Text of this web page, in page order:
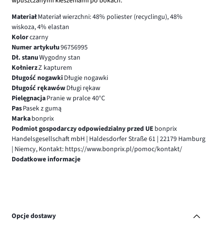
MateriałMateriał wierzchni: 48% poliester (recyclingu), 48%
wiskoza, 4% elastan
Kolorczarny
Numer artykułu96756995
Dł. stanuWygodny stan
KołnierzZ kapturem
Długość nogawki Długie nogawki
Długość rękawówDługi rękaw
PielęgnacjaPranie w pralce 40°C
PasPasek z gumą
Markabonprix
Podmiot gospodarczy odpowiedzialny przed UE bonprix
Handelsgesellschaft mbH | Haldesdorfer Straße 61 | 22179 Hamburg
| Niemcy, Kontakt: https://www.bonprix.pl/pomoc/kontakt/
Dodatkowe informacje
Opcje dostawy